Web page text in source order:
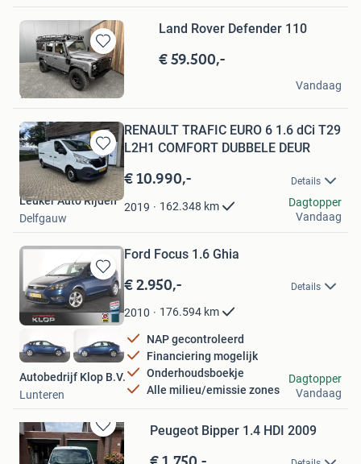
Bewaren
in
Mijn
Favorieten
Land Rover Defender 110
€ 59.500,-
david.per
Wernhout
Vandaag
Bewaren
in
Mijn
Favorieten
RENAULT TRAFIC EURO 6 1.6 dCi T29
L2H1 COMFORT DUBBELE DEUR
€ 10.990,- Details
2019 162.348 km
Leuker Auto Rijden
Delfgauw
Dagtopper
Vandaag
Bewaren
in
Mijn
Favorieten
Ford Focus 1.6 Ghia
€ 2.950,- Details
2010 176.594 km
NAP gecontroleerd
Financiering mogelijk
Onderhoudsboekje
Alle milieu/emissie zones
Autobedrijf Klop B.V.
Lunteren
Dagtopper
Vandaag
Bewaren
in
Peugeot Bipper 1.4 HDI 2009